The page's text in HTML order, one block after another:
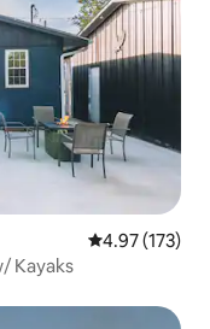
Ukadiriaji wa
4.97 (173)
Kayaks